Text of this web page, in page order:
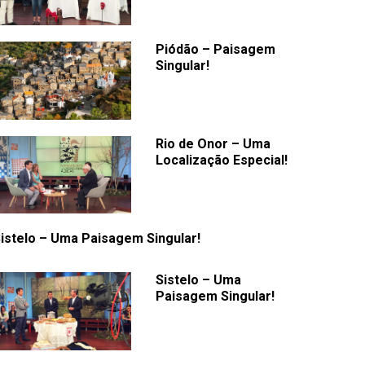
Piódão – Paisagem
Singular!
Rio de Onor – Uma
Localização Especial!
– Uma Paisagem Singular!
Sistelo – Uma
Paisagem Singular!